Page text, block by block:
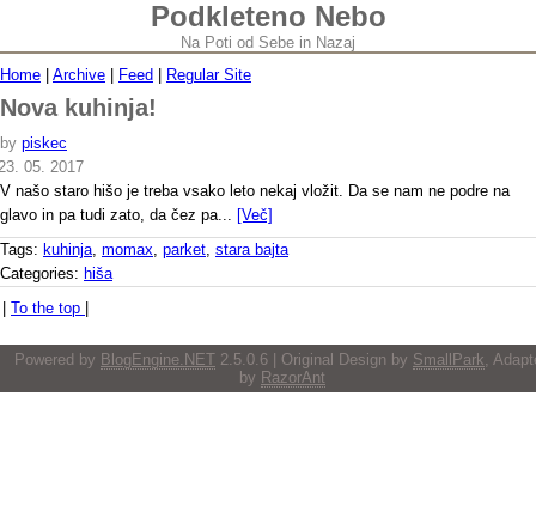
Podkleteno Nebo
Na Poti od Sebe in Nazaj
Home
Archive Feed Regular Site
Nova kuhinja!
by piskec
05. 2017
V našo staro hišo je treba vsako leto nekaj vložit. Da se nam ne podre na
glavo in pa tudi zato, da čez pa... [Več]
Tags: kuhinja, momax, parket, stara bajta
Categories: hiša
To the top
Powered by BlogEngine.NET 2.5.0.6 | Original Design by SmallPark,
by RazorAnt